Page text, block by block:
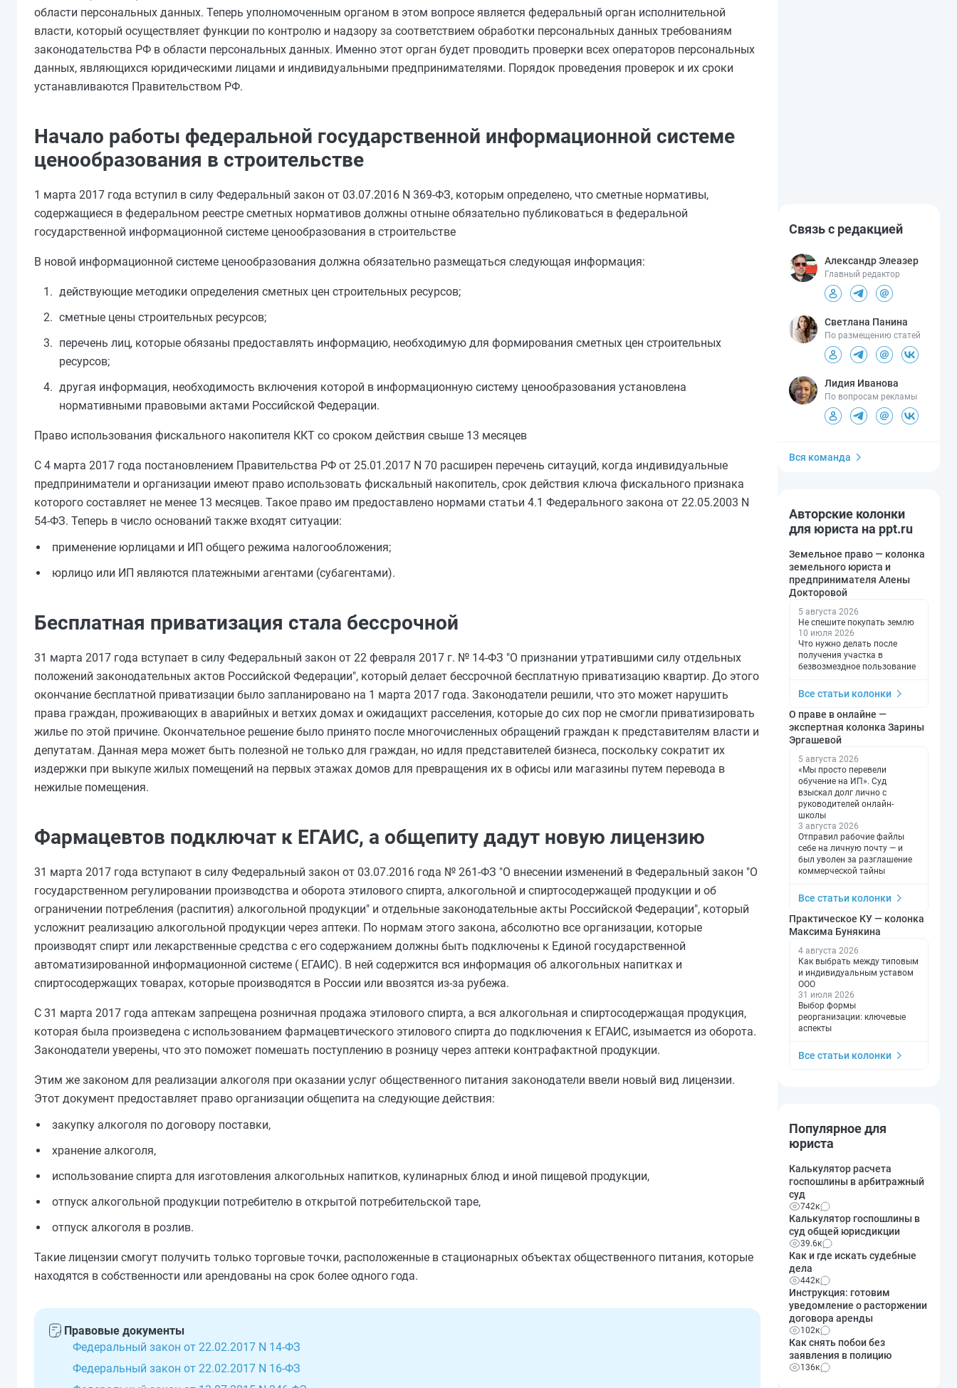
области персональных данных. Теперь уполномоченным органом в этом вопросе является федеральный орган исполнительной
власти, который осуществляет функции по контролю и надзору за соответствием обработки персональных данных требованиям
законодательства РФ в области персональных данных. Именно этот орган будет проводить проверки всех операторов персональных
данных, являющихся юридическими лицами и индивидуальными предпринимателями. Порядок проведения проверок и их сроки
устанавливаются Правительством РФ.
Начало работы федеральной государственной информационной системе
ценообразования в строительстве
1 марта 2017 года вступил в силу Федеральный закон от 03.07.2016 N 369-ФЗ, которым определено, что сметные нормативы,
содержащиеся в федеральном реестре сметных нормативов должны отныне обязательно публиковаться в федеральной
государственной информационной системе ценообразования в строительстве
В новой информационной системе ценообразования должна обязательно размещаться следующая информация:
действующие методики определения сметных цен строительных ресурсов;
сметные цены строительных ресурсов;
перечень лиц, которые обязаны предоставлять информацию, необходимую для формирования сметных цен строительных
ресурсов;
другая информация, необходимость включения которой в информационную систему ценообразования установлена
нормативными правовыми актами Российской Федерации.
Право использования фискального накопителя ККТ со сроком действия свыше 13 месяцев
С 4 марта 2017 года постановлением Правительства РФ от 25.01.2017 N 70 расширен перечень ситауций, когда индивидуальные
предприниматели и организации имеют право использовать фискальный накопитель, срок действия ключа фискального признака
которого составляет не менее 13 месяцев. Такое право им предоставлено нормами статьи 4.1 Федерального закона от 22.05.2003 N
54-ФЗ. Теперь в число оснований также входят ситуации:
применение юрлицами и ИП общего режима налогообложения;
юрлицо или ИП являются платежными агентами (субагентами).
Бесплатная приватизация стала бессрочной
31 марта 2017 года вступает в силу Федеральный закон от 22 февраля 2017 г. № 14-ФЗ "О признании утратившими силу отдельных
положений законодательных актов Российской Федерации", который делает бессрочной бесплатную приватизацию квартир. До этого
окончание бесплатной приватизации было запланировано на 1 марта 2017 года. Законодатели решили, что это может нарушить
права граждан, проживающих в аварийных и ветхих домах и ожидащихт расселения, которые до сих пор не смогли приватизировать
жилье по этой причине. Окончательное решение было принято после многочисленных обращений граждан к представителям власти и
депутатам. Данная мера может быть полезной не только для граждан, но идля представителей бизнеса, поскольку сократит их
издержки при выкупе жилых помещений на первых этажах домов для превращения их в офисы или магазины путем перевода в
нежилые помещения.
Фармацевтов подключат к ЕГАИС, а общепиту дадут новую лицензию
31 марта 2017 года вступают в силу Федеральный закон от 03.07.2016 года № 261-ФЗ "О внесении изменений в Федеральный закон "О
государственном регулировании производства и оборота этилового спирта, алкогольной и спиртосодержащей продукции и об
ограничении потребления (распития) алкогольной продукции" и отдельные законодательные акты Российской Федерации", который
усложнит реализацию алкогольной продукции через аптеки. По нормам этого закона, абсолютно все организации, которые
производят спирт или лекарственные средства с его содержанием должны быть подключены к Единой государственной
автоматизированной информационной системе ( ЕГАИС). В ней содержится вся информация об алкогольных напитках и
спиртосодержащих товарах, которые производятся в России или ввозятся из-за рубежа.
С 31 марта 2017 года аптекам запрещена розничная продажа этилового спирта, а вся алкогольная и спиртосодержащая продукция,
которая была произведена с использованием фармацевтического этилового спирта до подключения к ЕГАИС, изымается из оборота.
Законодатели уверены, что это поможет помешать поступлению в розницу через аптеки контрафактной продукции.
Этим же законом для реализации алкоголя при оказании услуг общественного питания законодатели ввели новый вид лицензии.
Этот документ предоставляет право организации общепита на следующие действия:
закупку алкоголя по договору поставки,
хранение алкоголя,
использование спирта для изготовления алкогольных напитков, кулинарных блюд и иной пищевой продукции,
отпуск алкогольной продукции потребителю в открытой потребительской таре,
отпуск алкоголя в розлив.
Такие лицензии смогут получить только торговые точки, расположенные в стационарных объектах общественного питания, которые
находятся в собственности или арендованы на срок более одного года.
Правовые документы
Федеральный закон от 22.02.2017 N 14-ФЗ
Федеральный закон от 22.02.2017 N 16-ФЗ
Связь с редакцией
Александр Элеазер
Главный редактор
Светлана Панина
По размещению статей
Лидия Иванова
По вопросам рекламы
Вся команда
Авторские колонки
для юриста на ppt.ru
Земельное право — колонка
земельного юриста и
предпринимателя Алены
Докторовой
5 августа 2026
Не спешите покупать землю
10 июля 2026
Что нужно делать после
получения участка в
безвозмездное пользование
Все статьи колонки
О праве в онлайне —
экспертная колонка Зарины
Эргашевой
5 августа 2026
«Мы просто перевели
обучение на ИП». Суд
взыскал долг лично с
руководителей онлайн-
школы
3 августа 2026
Отправил рабочие файлы
себе на личную почту — и
был уволен за разглашение
коммерческой тайны
Все статьи колонки
Практическое КУ — колонка
Максима Бунякина
4 августа 2026
Как выбрать между типовым
и индивидуальным уставом
ООО
31 июля 2026
Выбор формы
реорганизации: ключевые
аспекты
Все статьи колонки
Популярное для
юриста
Калькулятор расчета
госпошлины в арбитражный
суд
742к
Калькулятор госпошлины в
суд общей юрисдикции
39.6к
Как и где искать судебные
дела
442к
Инструкция: готовим
уведомление о расторжении
договора аренды
102к
Как снять побои без
заявления в полицию
136к